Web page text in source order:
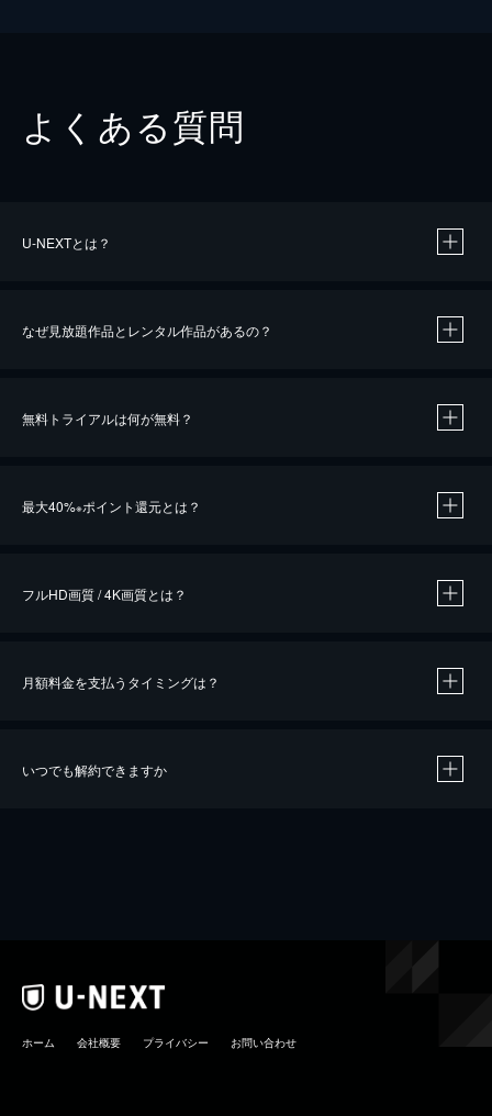
よくある質問
U-NEXTとは？
なぜ見放題作品とレンタル作品があるの？
無料トライアルは何が無料？
最大40%※ポイント還元とは？
※40％ポイント還元の対象は、クレジットカード決済による作品の購入 / レンタルです。
フルHD画質 / 4K画質とは？
月額料金を支払うタイミングは？
いつでも解約できますか
ホーム 会社概要 プライバシー お問い合わせ